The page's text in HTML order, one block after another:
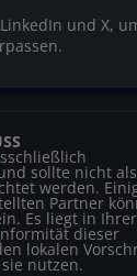
und X,
sollte nicht als
werden.
Partner
Es liegt in Ihrer
dieser
lokalen
nutzen.